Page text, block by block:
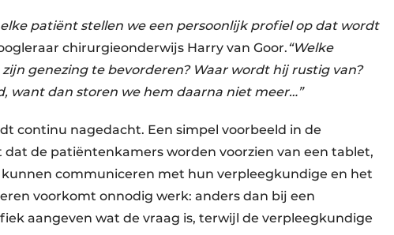
elke patiënt stellen we een persoonlijk profiel op dat wordt
chirurgieonderwijs Harry van Goor. “Welke
genezing te bevorderen? Waar wordt hij rustig van?
want dan storen we hem daarna niet meer…”
continu nagedacht. Een simpel voorbeeld in de
de patiëntenkamers worden voorzien van een tablet,
communiceren met hun verpleegkundige en het
voorkomt onnodig werk: anders dan bij een
aangeven wat de vraag is, terwijl de verpleegkundige